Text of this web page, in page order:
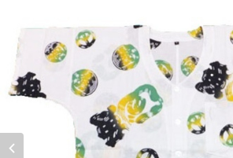
河岸シャツの濱いち屋・通